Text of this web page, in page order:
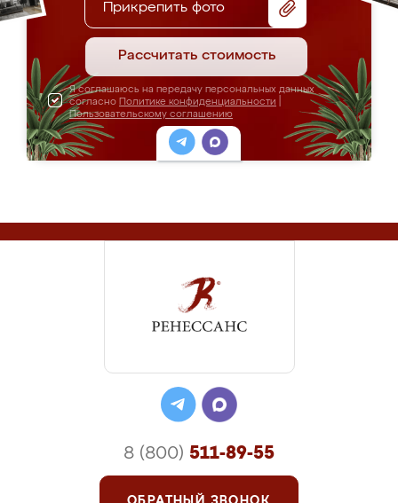
Прикрепить фото
Рассчитать стоимость
Я соглашаюсь на передачу персональных данных
согласно Политике конфиденциальности
Пользовательскому соглашению
8 (800) 511-89-55